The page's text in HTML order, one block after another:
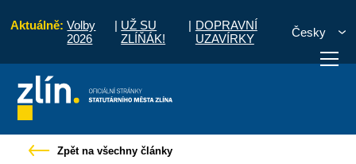
Aktuálně: Volby
2026
| UŽ SU
ZLÍŇÁK!
| DOPRAVNÍ
UZAVÍRKY
Česky
vyřídit Potřebuji zaplatit
Zpět na všechny články